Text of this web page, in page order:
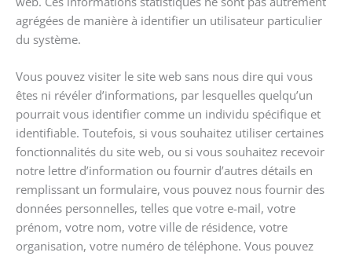
agrégées de manière à identifier un utilisateur particulier
du système.
Vous pouvez visiter le site web sans nous dire qui vous
êtes ni révéler d’informations, par lesquelles quelqu’un
pourrait vous identifier comme un individu spécifique et
identifiable. Toutefois, si vous souhaitez utiliser certaines
fonctionnalités du site web, ou si vous souhaitez recevoir
notre lettre d’information ou fournir d’autres détails en
remplissant un formulaire, vous pouvez nous fournir des
données personnelles, telles que votre e-mail, votre
prénom, votre nom, votre ville de résidence, votre
organisation, votre numéro de téléphone. Vous pouvez